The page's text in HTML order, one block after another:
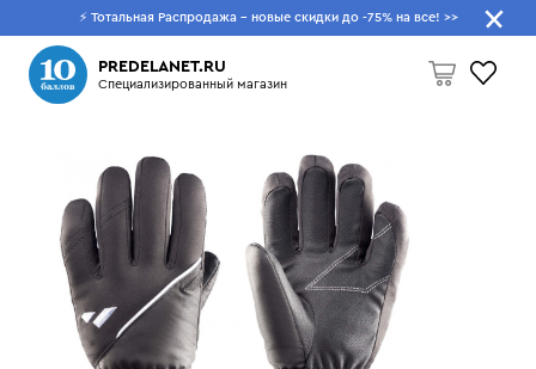
⚡ Тотальная Распродажа - новые скидки до -75% на все! >>
PREDELANET.RU
Специализированный магазин
Что будем искать?